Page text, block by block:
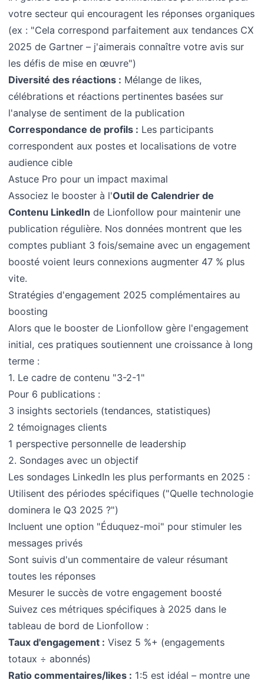
votre secteur qui encouragent les réponses organiques
(ex : "Cela correspond parfaitement aux tendances CX
2025 de Gartner – j'aimerais connaître votre avis sur
les défis de mise en œuvre")
Diversité des réactions : Mélange de likes,
célébrations et réactions pertinentes basées sur
l'analyse de sentiment de la publication
Correspondance de profils : Les participants
correspondent aux postes et localisations de votre
audience cible
Astuce Pro pour un impact maximal
Associez le booster à l'Outil de Calendrier de
Contenu LinkedIn de Lionfollow pour maintenir une
publication régulière. Nos données montrent que les
comptes publiant 3 fois/semaine avec un engagement
boosté voient leurs connexions augmenter 47 % plus
vite.
Stratégies d'engagement 2025 complémentaires au
boosting
Alors que le booster de Lionfollow gère l'engagement
initial, ces pratiques soutiennent une croissance à long
terme :
1. Le cadre de contenu "3-2-1"
Pour 6 publications :
3 insights sectoriels (tendances, statistiques)
2 témoignages clients
1 perspective personnelle de leadership
2. Sondages avec un objectif
Les sondages LinkedIn les plus performants en 2025 :
Utilisent des périodes spécifiques ("Quelle technologie
dominera le Q3 2025 ?")
Incluent une option "Éduquez-moi" pour stimuler les
messages privés
Sont suivis d'un commentaire de valeur résumant
toutes les réponses
Mesurer le succès de votre engagement boosté
Suivez ces métriques spécifiques à 2025 dans le
tableau de bord de Lionfollow :
Taux d'engagement : Visez 5 %+ (engagements
totaux ÷ abonnés)
Ratio commentaires/likes : 1:5 est idéal – montre une